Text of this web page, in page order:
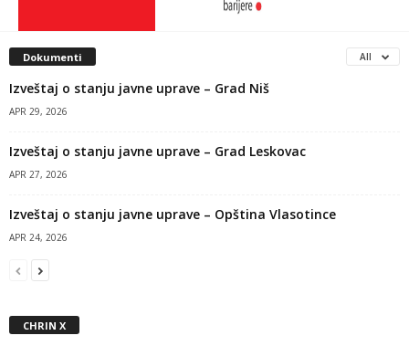
Dokumenti All
Izveštaj o stanju javne uprave – Grad Niš
APR 29, 2026
Izveštaj o stanju javne uprave – Grad Leskovac
APR 27, 2026
Izveštaj o stanju javne uprave – Opština Vlasotince
APR 24, 2026
CHRIN X